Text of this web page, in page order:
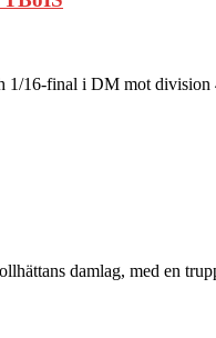
1/16-final i DM mot
damlag, med en